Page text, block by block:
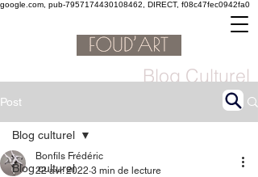
google.com, pub-7957174430108462, DIRECT, f08c47fec0942fa0
Blog Culturel
Post
Blog culturel
Blog culturel
Bonfils Frédéric
22 avr. 2022 3 min de lecture